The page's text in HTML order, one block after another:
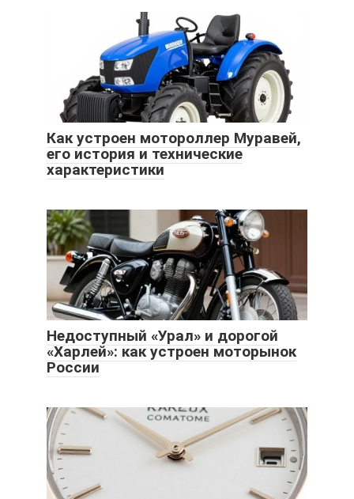
Как устроен мотороллер Муравей,
его история и технические
характеристики
Недоступный «Урал» и дорогой
«Харлей»: как устроен моторынок
России